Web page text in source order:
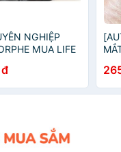
NGHIỆP
MUA LIFE